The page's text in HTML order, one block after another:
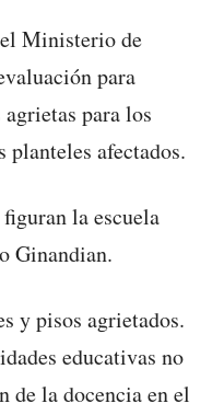
Ministerio de
para
para los
planteles afectados.
la escuela
Ginandian.
y pisos agrietados.
educativas no
de la docencia en el